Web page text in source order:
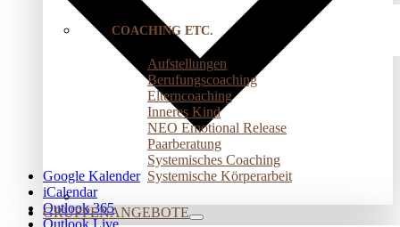
COACHING ETC.
Aufstellungen
Berufungscoaching
Elterncoaching
Inneres Kind
NEO Emotional Release
Paarberatung
Systemisches Coaching
Systemische Körperarbeit
GRUPPENANGEBOTE
Google Kalender
iCalendar
Outlook 365